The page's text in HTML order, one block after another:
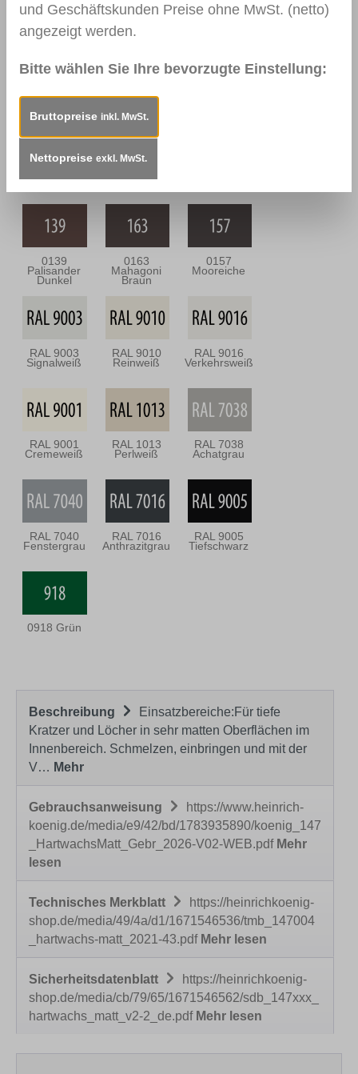
0109
Hell
0144 Braun 0111
Nussbaum Nussbraun
0139
Palisander
Dunkel
0163
Mahagoni
Braun
0157
Mooreiche
RAL 9003
Signalweiß
RAL 9010
Reinweiß
RAL 9016
Verkehrsweiß
RAL 9001
Cremeweiß
RAL 1013
Perlweiß
RAL 7038
Achatgrau
RAL 7040
Fenstergrau
RAL 7016
Anthrazitgrau
RAL 9005
Tiefschwarz
0918 Grün
Beschreibung
Einsatzbereiche:Für tiefe
Kratzer und Löcher in sehr matten Oberflächen im
Innenbereich. Schmelzen, einbringen und mit der
V… Mehr
Gebrauchsanweisung
https://www.heinrich-
koenig.de/media/e9/42/bd/1783935890/koenig_147
_HartwachsMatt_Gebr_2026-V02-WEB.pdf Mehr
lesen
Technisches Merkblatt
https://heinrichkoenig-
shop.de/media/49/4a/d1/1671546536/tmb_147004
_hartwachs-matt_2021-43.pdf Mehr lesen
Sicherheitsdatenblatt
https://heinrichkoenig-
shop.de/media/cb/79/65/1671546562/sdb_147xxx_
hartwachs_matt_v2-2_de.pdf Mehr lesen
und Geschäftskunden Preise ohne MwSt. (netto)
angezeigt werden.
Bitte wählen Sie Ihre bevorzugte Einstellung:
Bruttopreise inkl. MwSt.
Nettopreise exkl. MwSt.